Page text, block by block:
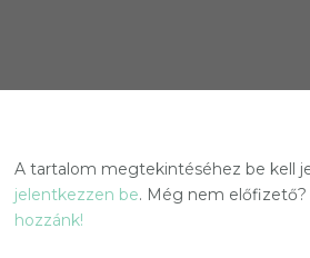
A tartalom megtekintéséhez be kell
jelentkezzen be. Még nem előfizető?
hozzánk!